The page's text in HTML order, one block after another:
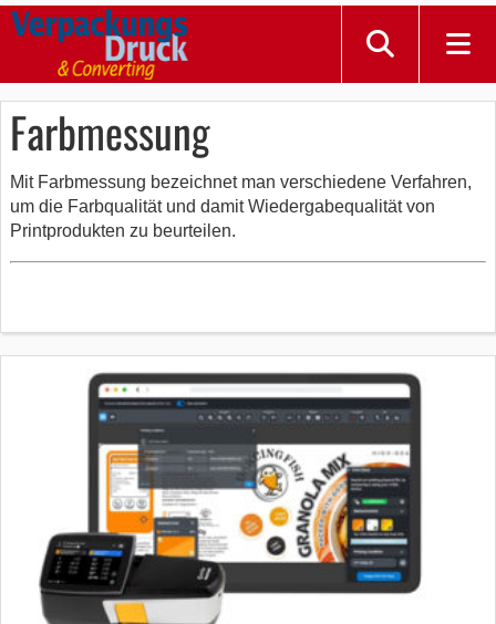
Farbmessung
Mit Farbmessung bezeichnet man verschiedene Verfahren,
um die Farbqualität und damit Wiedergabequalität von
Printprodukten zu beurteilen.